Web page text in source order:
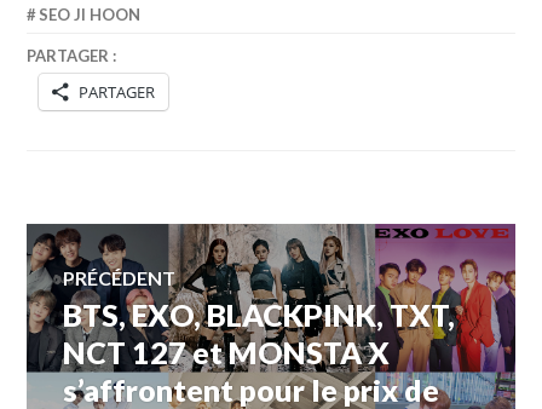
SEO JI HOON
PARTAGER :
PARTAGER
Navigation
de
PRÉCÉDENT
Article
précédent :
BTS, EXO, BLACKPINK, TXT,
NCT 127 et MONSTA X
s’affrontent pour le prix de